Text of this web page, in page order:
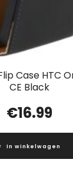
Case HTC
CE Black
€16.99
In winkelwagen